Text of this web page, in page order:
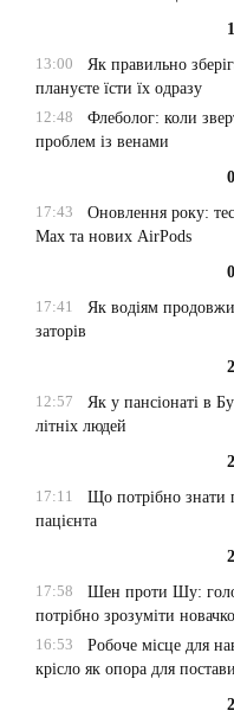
13:00
Як правильно
плануєте їсти їх одразу
12:48
Флеболог: коли
проблем із венами
17:43
Оновлення року:
Max та нових AirPods
17:41
Як водіям
заторів
12:57
Як у пансіонаті в
літніх людей
17:11
Що потрібно знати
пацієнта
17:58
Шен проти Шу:
потрібно зрозуміти
16:53
Робоче місце для
крісло як опора для